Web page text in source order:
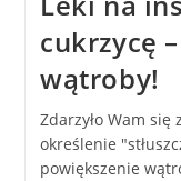
cukrzycę
wątroby!
Zdarzyło Wam
określenie
powiększenie